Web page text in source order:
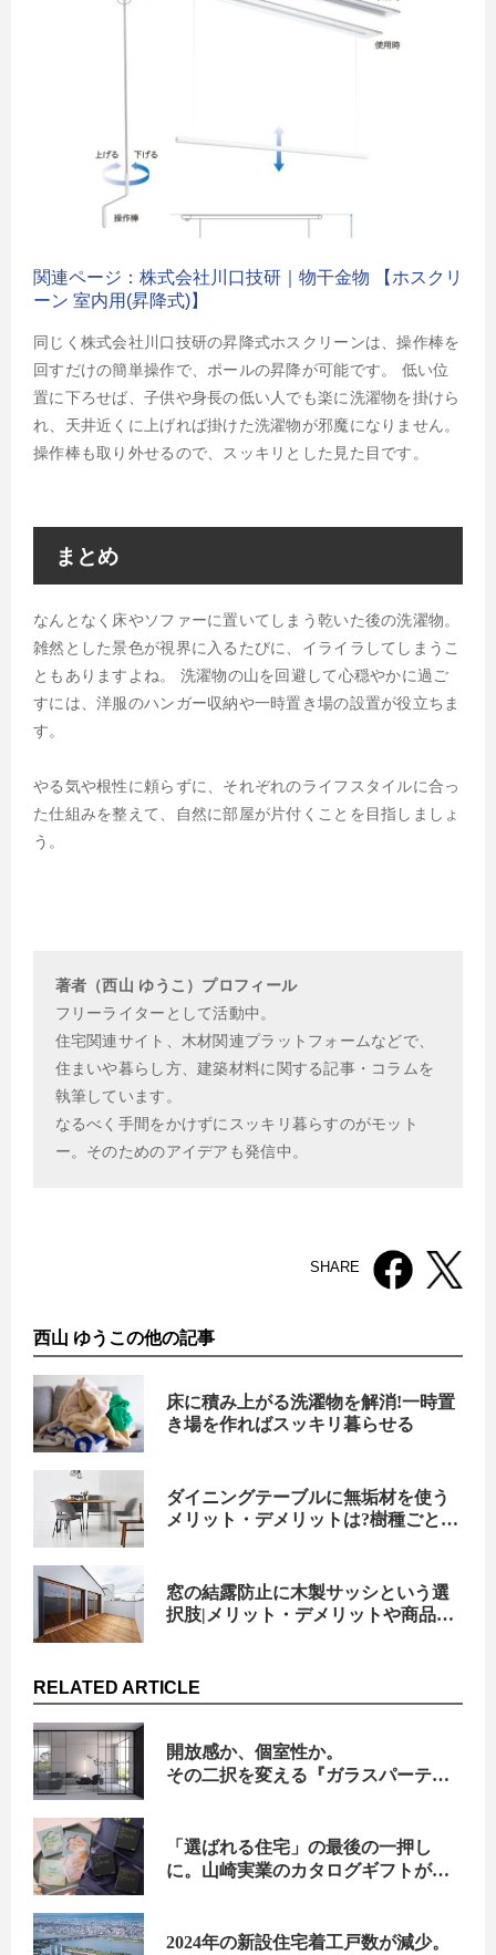
関連ページ：株式会社川口技研｜物干金物 【ホスクリ
ーン 室内用(昇降式)】
同じく株式会社川口技研の昇降式ホスクリーンは、操作棒を
回すだけの簡単操作で、ポールの昇降が可能です。 低い位
置に下ろせば、子供や身長の低い人でも楽に洗濯物を掛けら
れ、天井近くに上げれば掛けた洗濯物が邪魔になりません。
操作棒も取り外せるので、スッキリとした見た目です。
まとめ
なんとなく床やソファーに置いてしまう乾いた後の洗濯物。
雑然とした景色が視界に入るたびに、イライラしてしまうこ
ともありますよね。 洗濯物の山を回避して心穏やかに過ご
すには、洋服のハンガー収納や一時置き場の設置が役立ちま
す。
やる気や根性に頼らずに、それぞれのライフスタイルに合っ
た仕組みを整えて、自然に部屋が片付くことを目指しましょ
う。
著者（西山 ゆうこ）プロフィール
フリーライターとして活動中。
住宅関連サイト、木材関連プラットフォームなどで、
住まいや暮らし方、建築材料に関する記事・コラムを
執筆しています。
なるべく手間をかけずにスッキリ暮らすのがモット
ー。そのためのアイデアも発信中。
SHARE
西山 ゆうこの他の記事
床に積み上がる洗濯物を解消!一時置
き場を作ればスッキリ暮らせる
ダイニングテーブルに無垢材を使う
メリット・デメリットは?樹種ごとの
窓の結露防止に木製サッシという選
択肢|メリット・デメリットや商品例
RELATED ARTICLE
開放感か、個室性か。
その二択を変える『ガラスパーティ
「選ばれる住宅」の最後の一押し
に。山崎実業のカタログギフトがハ
2024年の新設住宅着工戸数が減少。